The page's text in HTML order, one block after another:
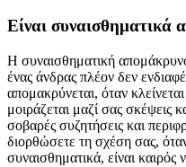
Είναι συναισθηματικά
Η συναισθηματική
ένας άνδρας πλέον δεν
απομακρύνεται, όταν
μοιράζεται μαζί σας σκέψεις
σοβαρές συζητήσεις και
διορθώσετε τη σχέση σας,
συναισθηματικά, είναι